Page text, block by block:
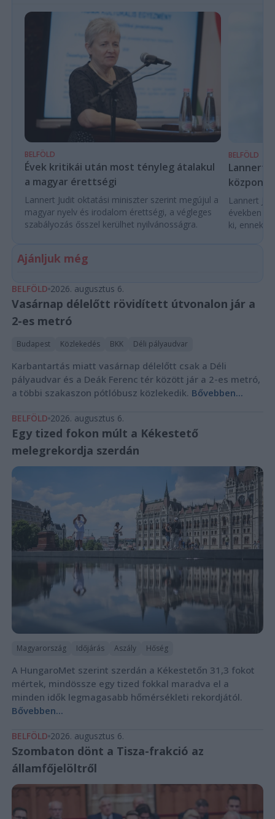
BELFÖLD
Évek kritikái után most tényleg átalakul
a magyar érettségi
Lannert Judit oktatási miniszter szerint megújul a
magyar nyelv és irodalom érettségi, a végleges
szabályozás ősszel kerülhet nyilvánosságra.
BELFÖLD
Lannert
Lannert
években
ki, ennek
Ajánljuk még
BELFÖLD 2026. augusztus 6.
Vasárnap délelőtt rövidített útvonalon jár a
2-es metró
Budapest Közlekedés BKK Déli pályaudvar
Karbantartás miatt vasárnap délelőtt csak a Déli
pályaudvar és a Deák Ferenc tér között jár a 2-es metró,
a többi szakaszon pótlóbusz közlekedik. Bővebben...
BELFÖLD 2026. augusztus 6.
Egy tized fokon múlt a Kékestető
melegrekordja szerdán
Magyarország Időjárás Aszály Hőség
A HungaroMet szerint szerdán a Kékestetőn 31,3 fokot
mértek, mindössze egy tized fokkal maradva el a
minden idők legmagasabb hőmérsékleti rekordjától.
Bővebben...
BELFÖLD 2026. augusztus 6.
Szombaton dönt a Tisza-frakció az
államfőjelöltről